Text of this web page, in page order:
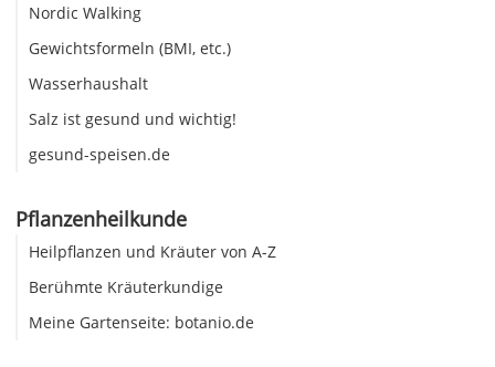
Nordic Walking
Gewichtsformeln (BMI, etc.)
Wasserhaushalt
Salz ist gesund und wichtig!
gesund-speisen.de
Pflanzenheilkunde
Heilpflanzen und Kräuter von A-Z
Berühmte Kräuterkundige
Meine Gartenseite: botanio.de